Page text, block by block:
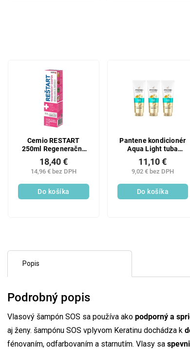
Cemio RESTART
250ml Regeneračný
šampón
14,96 € bez DPH
18,40 €
Do košíka
Pantene kondicionér
Aqua Light tuba
3x275ml
9,02 € bez DPH
11,10 €
Do košíka
Popis
Podrobný popis
Vlasový šampón SOS sa používa ako podporný a
aj ženy. šampónu SOS vplyvom Keratinu dochádza k
fénovaním, odfarbovaním a starnutím. Vlasy sa